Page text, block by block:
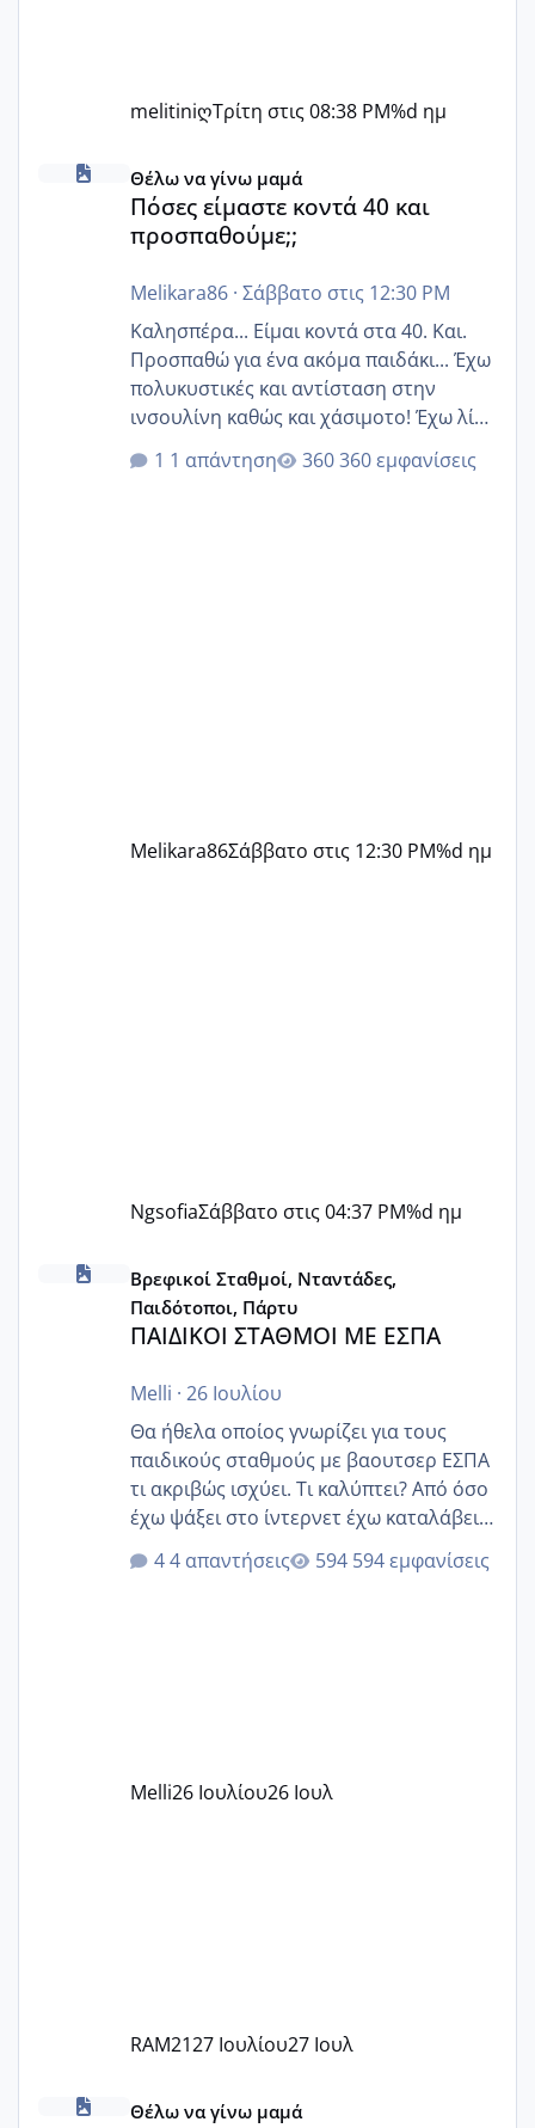
melitiniღΤρίτη στις 08:38 PM%d ημ
Πόσες είμαστε κοντά 40 και προσπαθούμε;;
Θέλω να γίνω μαμά
Πόσες είμαστε κοντά 40 και
προσπαθούμε;;
Melikara86· Σάββατο στις 12:30 PM
Καλησπέρα... Είμαι κοντά στα 40. Και.
Προσπαθώ για ένα ακόμα παιδάκι... Έχω
πολυκυστικές και αντίσταση στην
ινσουλίνη καθώς και χάσιμοτο! Έχω λίγα
κιλά παραπάνω και όσο κ αν προσπαθώ
δεν χάνω εύκολα! Προσπαθώ για ακόμη
1 απάντηση 360 εμφανίσεις
Melikara86Σάββατο στις 12:30 PM%d ημ
NgsofiaΣάββατο στις 04:37 PM%d ημ
ΠΑΙΔΙΚΟΙ ΣΤΑΘΜΟΙ ΜΕ ΕΣΠΑ
Βρεφικοί Σταθμοί, Νταντάδες,
Παιδότοποι, Πάρτυ
ΠΑΙΔΙΚΟΙ ΣΤΑΘΜΟΙ ΜΕ ΕΣΠΑ
Melli · 26 Ιουλίου
Θα ήθελα οποίος γνωρίζει για τους
παιδικούς σταθμούς με βαουτσερ ΕΣΠΑ
τι ακριβώς ισχύει. Τι καλύπτει? Από όσο
έχω ψάξει στο ίντερνετ έχω καταλάβει
ότι το βαουτσερ καλύπτει όλα τα
δίδακτρα και τα τροφεια του ιδιωτικού
Εγώ πήγα σε έναν ιδιωτικό παιδικό στ
4 απαντήσεις 594 εμφανίσεις
Melli26 Ιουλίου26 Ιουλ
RAM2127 Ιουλίου27 Ιουλ
κέντρα εξωσωματικής και γιατροί εμπερίες
Θέλω να γίνω μαμά